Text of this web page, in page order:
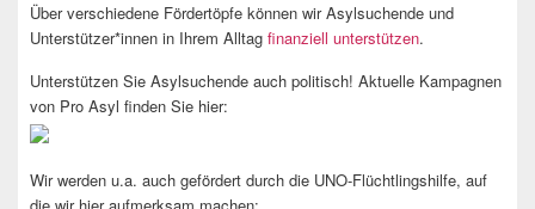
Über verschiedene Fördertöpfe können wir Asylsuchende und
Unterstützer*innen in Ihrem Alltag finanziell unterstützen.
Unterstützen Sie Asylsuchende auch politisch! Aktuelle Kampagnen
von Pro Asyl finden Sie hier:
Wir werden u.a. auch gefördert durch die UNO-Flüchtlingshilfe, auf